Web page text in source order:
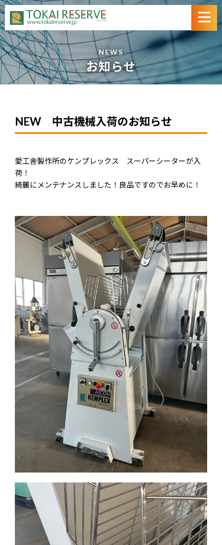
NEWS
お知らせ
NEW 中古機械入荷のお知らせ
愛工舎製作所のケンプレックス スーパーシーターが入
荷！
綺麗にメンテナンスしました！良品ですのでお早めに！